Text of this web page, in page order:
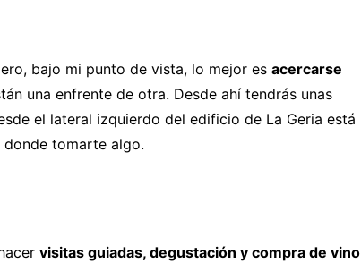
bajo mi punto de vista, lo mejor es acercarse
una enfrente de otra. Desde ahí tendrás unas
el lateral izquierdo del edificio de La Geria está
donde tomarte algo.
visitas guiadas, degustación y compra de vino